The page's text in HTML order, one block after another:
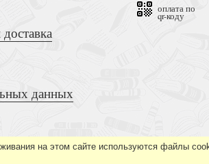
данных
оплата по
qr-коду
на этом сайте используются файлы